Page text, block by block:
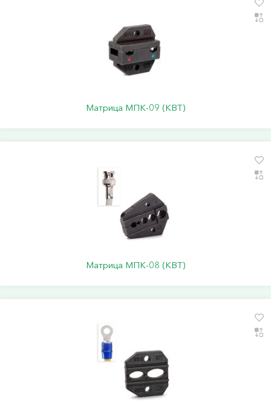
Матрица МПК-09 (КВТ)
Матрица МПК-08 (КВТ)